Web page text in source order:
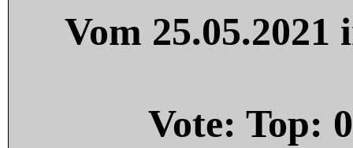
Vom
Vote: Top: 0